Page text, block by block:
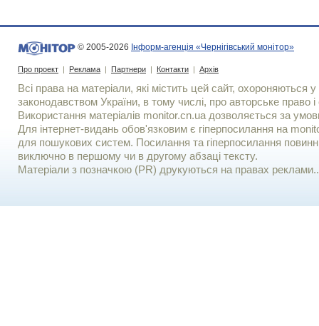
© 2005-2026 Інформ-агенція «Чернігівський монітор»
Про проект | Реклама | Партнери | Контакти | Архів
Всі права на матеріали, які містить цей сайт, охороняються у
законодавством України, в тому числі, про авторське право і
Використання матерiалiв monitor.cn.ua дозволяється за
Для iнтернет-видань обов'язковим є гiперпосилання на
для пошукових систем. Посилання та гіперпосилання
виключно в першому чи в другому абзаці тексту.
Матеріали з позначкою (PR) друкуються на правах реклами..